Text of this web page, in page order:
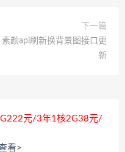
下一篇
素颜api刷新换背景图接口更
新
元/3年1核2G38元/
看>